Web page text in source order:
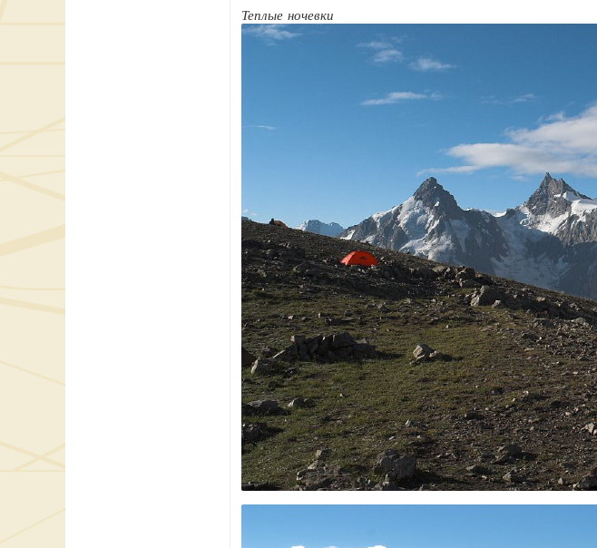
Теплые ночевки